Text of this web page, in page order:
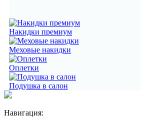
Накидки премиум
Меховые накидки
Оплетки
Подушка в салон
Навигация: